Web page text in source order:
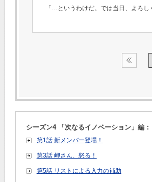
「…というわけだ。では当日、よろし
シーズン4 「次なるイノベーション」編
第1話 新メンバー登場！
第3話 岬さん、怒る！
第5話 リストによる入力の補助